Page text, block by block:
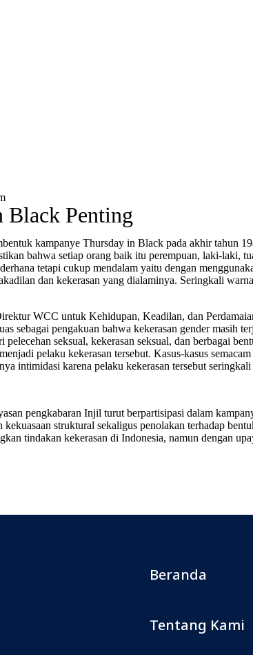
Black Penting
kampanye Thursday in Black pada akhir tahun
bahwa setiap orang baik itu perempuan, laki-laki,
tetapi cukup mendalam yaitu dengan
dan kekerasan yang dialaminya. Seringkali
WCC untuk Kehidupan, Keadilan, dan
sebagai pengakuan bahwa kekerasan gender masih
seksual, kekerasan seksual, dan berbagai
pelaku kekerasan tersebut. Kasus-kasus
intimidasi karena pelaku kekerasan tersebut
pengkabaran Injil turut berpartisipasi dalam
kekuasaan struktural sekaligus penolakan terhadap
tindakan kekerasan di Indonesia, namun dengan
Beranda
Tentang Kami